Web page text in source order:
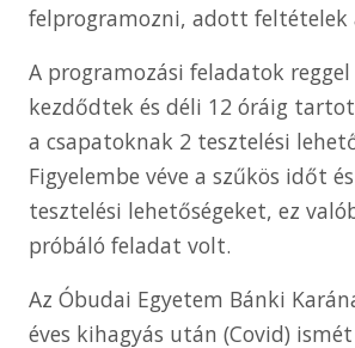
felprogramozni, adott feltételek
A programozási feladatok
kezdődtek és déli 12 óráig
a csapatoknak 2 tesztelési
Figyelembe véve a szűkös időt
tesztelési lehetőségeket, ez
próbáló feladat volt.
Az Óbudai Egyetem Bánki
éves kihagyás után (Covid)